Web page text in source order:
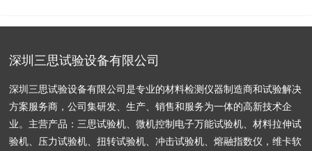
深圳三思试验设备有限公司
深圳三思试验设备有限公司是专业的材料检测仪器制造商和试验解决
方案服务商，公司集研发、生产、销售和服务为一体的高新技术企
业。主营产品：三思试验机、微机控制电子万能试验机、材料拉伸试
验机、压力试验机、扭转试验机、冲击试验机、熔融指数仪，维卡软